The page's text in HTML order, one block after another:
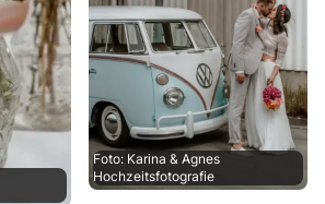
Foto: Karina & Agnes
Hochzeitsfotografie